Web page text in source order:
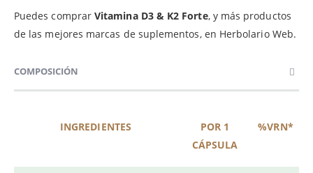
Puedes comprarVitamina D3 & K2 Forte, y más productos
de las mejores marcas de suplementos, en Herbolario Web.
COMPOSICIÓN
INGREDIENTES
POR 1
CÁPSULA
%VRN*